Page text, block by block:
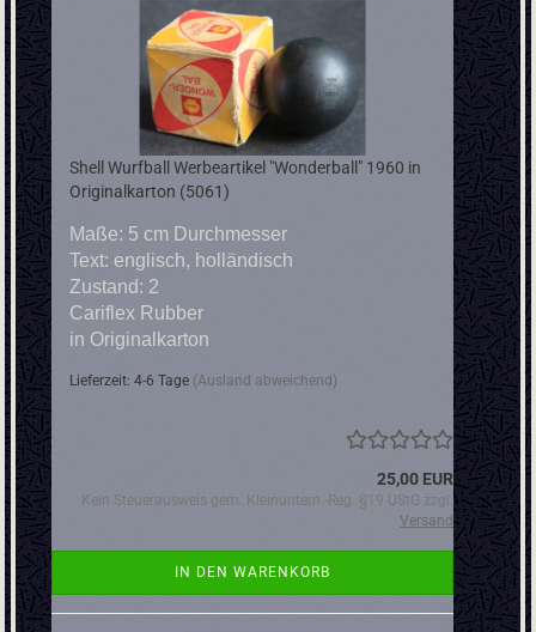
Shell Wurfball Werbeartikel "Wonderball" 1960 in
Originalkarton (5061)
Maße: 5 cm Durchmesser
Text: englisch, holländisch
Zustand: 2
Cariflex Rubber
in Originalkarton
Lieferzeit: 4-6 Tage (Ausland abweichend)
25,00 EUR
Kein Steuerausweis gem. Kleinuntern.-Reg. §19 UStG zzgl.
Versand
IN DEN WARENKORB